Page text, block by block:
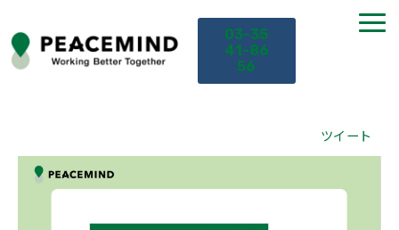
03-35
41-86
56
サービス
ツイート